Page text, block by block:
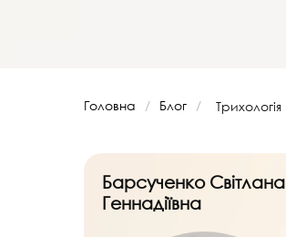
Головна / Блог / Трихологія
Барсученко Світлана
Геннадіївна